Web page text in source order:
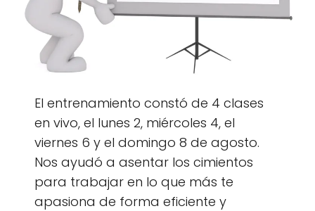
El entrenamiento constó de 4 clases
en vivo, el lunes 2, miércoles 4, el
viernes 6 y el domingo 8 de agosto.
Nos ayudó a asentar los cimientos
para trabajar en lo que más te
apasiona de forma eficiente y